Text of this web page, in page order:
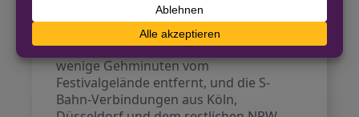
natürlich eine Rolle spielt, empfehlen
wir euch ganz klar: Kommt mit Bahn
oder Bus! Der Bahnhof Opladen ist nur
wenige Gehminuten vom
Festivalgelände entfernt, und die S-
Bahn-Verbindungen aus Köln,